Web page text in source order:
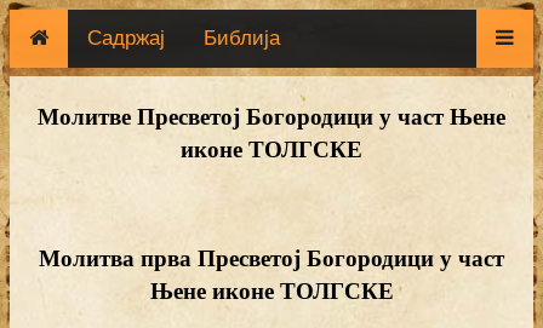
Садржај Библија
Молитве Пресветој Богородици у част Њене
иконе ТОЛГСКЕ
Молитвапрва Пресветој Богородици у част
Њене иконе ТОЛГСКЕ